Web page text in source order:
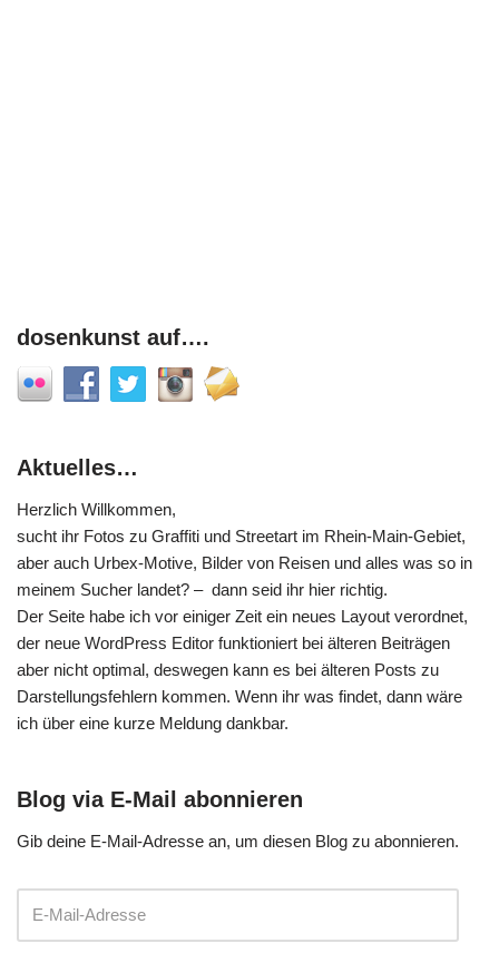
dosenkunst auf….
Aktuelles…
Herzlich Willkommen,
sucht ihr Fotos zu Graffiti und Streetart im Rhein-Main-Gebiet,
aber auch Urbex-Motive, Bilder von Reisen und alles was so in
meinem Sucher landet? – dann seid ihr hier richtig.
Der Seite habe ich vor einiger Zeit ein neues Layout verordnet,
der neue WordPress Editor funktioniert bei älteren Beiträgen
aber nicht optimal, deswegen kann es bei älteren Posts zu
Darstellungsfehlern kommen. Wenn ihr was findet, dann wäre
ich über eine kurze Meldung dankbar.
Blog via E-Mail abonnieren
Gib deine E-Mail-Adresse an, um diesen Blog zu abonnieren.